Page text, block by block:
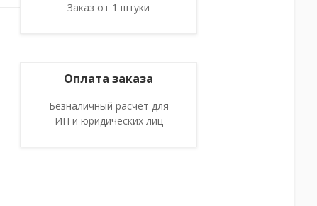
Заказ от 1 штуки
Оплата заказа
Безналичный расчет для
ИП и юридических лиц